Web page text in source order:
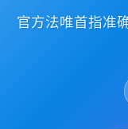
官方法唯首指准